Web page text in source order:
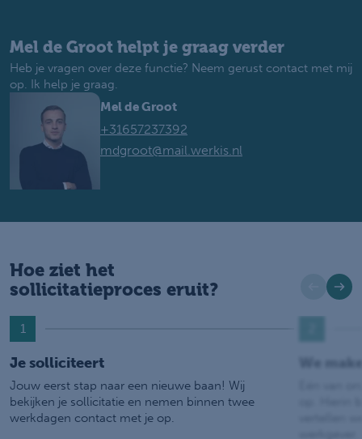
Mel de Groot helpt je graag verder
Heb je vragen over deze functie? Neem gerust contact met mij
op. Ik help je graag.
Mel de Groot
+31657237392
mdgroot@mail.werkis.nl
Hoe ziet het
sollicitatieproces eruit?
1
Je solliciteert
Jouw eerst stap naar een nieuwe baan! Wij
bekijken je sollicitatie en nemen binnen twee
werkdagen contact met je op.
We